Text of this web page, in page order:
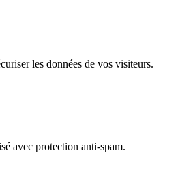
les données de vos visiteurs.
avec protection anti-spam.